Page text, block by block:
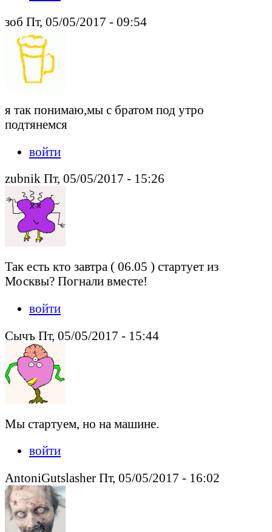
зоб Пт, 05/05/2017 - 09:54
я так понимаю,мы с братом под утро
подтянемся
войти
zubnik Пт, 05/05/2017 - 15:26
Так есть кто завтра ( 06.05 ) стартует из
Москвы? Погнали вместе!
войти
Сычъ Пт, 05/05/2017 - 15:44
Мы стартуем, но на машине.
войти
AntoniGutslasher Пт, 05/05/2017 - 16:02